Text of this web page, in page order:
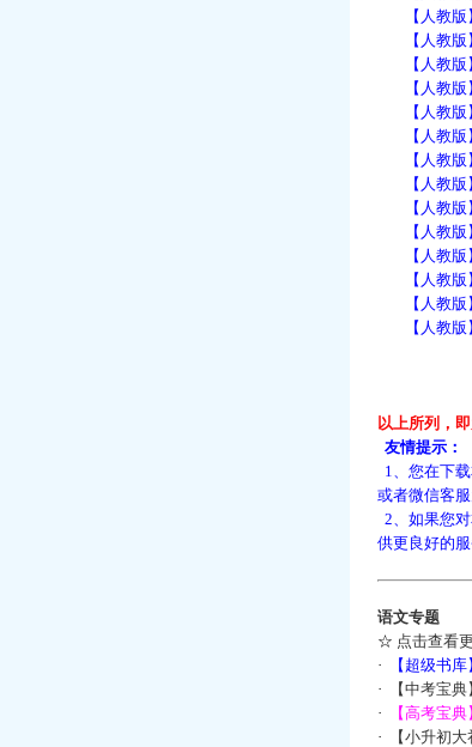
【人教版】
【人教版】
【人教版】
【人教版】
【人教版】
【人教版】
【人教版】
【人教版】
【人教版】
【人教版】
【人教版】
【人教版】
【人教版】
【人教版】
以上所列，
友情提示：
1、您在下
或者微信客
2、如果您
供更良好的服
语文专题
☆ 点击查看
·
【超级书
·
【中考宝
·
【高考宝
·
【小升初